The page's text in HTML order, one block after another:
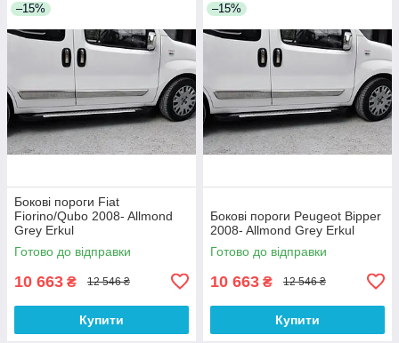
–15%
Бокові пороги Fiat
Fiorino/Qubo 2008- Allmond
Grey Erkul
Готово до відправки
10 663 ₴ 12 546 ₴
Купити
–15%
Бокові пороги Peugeot Bipper
2008- Allmond Grey Erkul
Готово до відправки
10 663 ₴ 12 546 ₴
Купити